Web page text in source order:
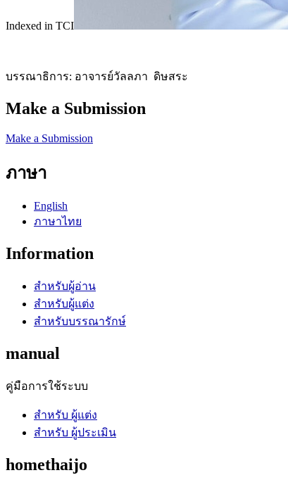
Indexed in TCI
บรรณาธิการ: อาจารย์วัลลภา ดิษสระ
Make a Submission
Make a Submission
ภาษา
English
ภาษาไทย
Information
สำหรับผู้อ่าน
สำหรับผู้แต่ง
สำหรับบรรณารักษ์
manual
คู่มือการใช้ระบบ
สำหรับ ผู้แต่ง
สำหรับ ผู้ประเมิน
homethaijo